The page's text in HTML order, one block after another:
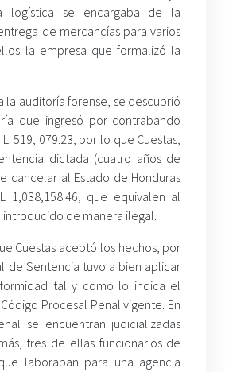
logística se encargaba de la
de mercancías para varios
la empresa que formalizó la
la auditoría forense, se descubrió
que ingresó por contrabando
519, 079.23, por lo que Cuestas,
dictada (cuatro años de
cancelar al Estado de Honduras
1,038,158.46, que equivalen al
de manera ilegal.
Cuestas aceptó los hechos, por
de Sentencia tuvo a bien aplicar
tal y como lo indica el
Procesal Penal vigente. En
se encuentran judicializadas
tres de ellas funcionarios de
laboraban para una agencia